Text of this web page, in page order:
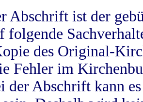
Abschrift ist der
folgende
des Original-
Fehler im
der Abschrift kann